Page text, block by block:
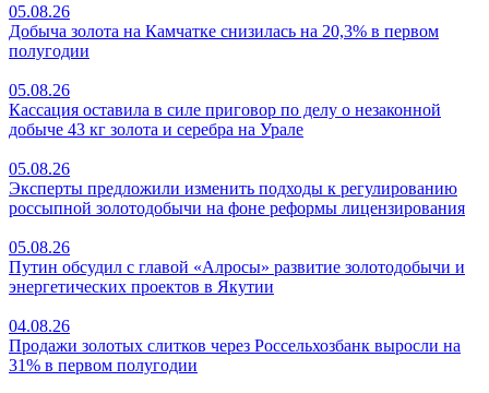
05.08.26
Добыча золота на Камчатке снизилась на 20,3% в первом
полугодии
05.08.26
Кассация оставила в силе приговор по делу о незаконной
добыче 43 кг золота и серебра на Урале
05.08.26
Эксперты предложили изменить подходы к регулированию
россыпной золотодобычи на фоне реформы лицензирования
05.08.26
Путин обсудил с главой «Алросы» развитие золотодобычи и
энергетических проектов в Якутии
04.08.26
Продажи золотых слитков через Россельхозбанк выросли на
31% в первом полугодии